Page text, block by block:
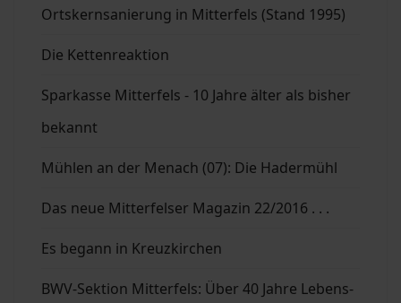
Ortskernsanierung in Mitterfels (Stand 1995)
Die Kettenreaktion
Sparkasse Mitterfels - 10 Jahre älter als bisher
bekannt
Mühlen an der Menach (07): Die Hadermühl
Das neue Mitterfelser Magazin 22/2016 . . .
Es begann in Kreuzkirchen
BWV-Sektion Mitterfels: Über 40 Jahre Lebens-